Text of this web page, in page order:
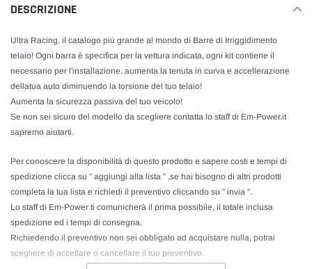
DESCRIZIONE
Ultra Racing, il catalogo più grande al mondo di Barre di Irriggidimento
telaio! Ogni barra è specifica per la vettura indicata, ogni kit contiene il
necessario per l'installazione, aumenta la tenuta in curva e accellerazione
dellatua auto diminuendo la torsione del tuo telaio!
Aumenta la sicurezza passiva del tuo veicolo!
Se non sei sicuro del modello da scegliere contatta lo staff di Em-Power.it
sapremo aiutarti.
Per conoscere la disponibilità di questo prodotto e sapere costi e tempi di
spedizione clicca su " aggiungi alla lista " ,se hai bisogno di altri prodotti
completa la tua lista e richiedi il preventivo cliccando su " invia ".
Lo staff di Em-Power ti comunicherà il prima possibile, il totale inclusa
spedizione ed i tempi di consegna.
Richiedendo il preventivo non sei obbligato ad acquistare nulla, potrai
scegliere di accettare o cancellare il tuo preventivo.